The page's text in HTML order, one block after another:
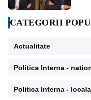
CATEGORII
Actualitate
Politica Interna -
Politica Interna - locala